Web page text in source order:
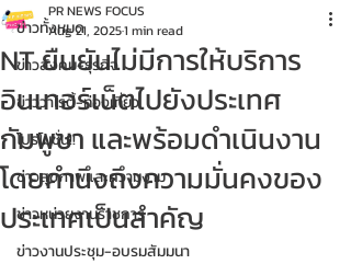
ข่าวทั้งหมด
ข่าวสังคม-ธุรกิจ
ข่าววาไรตี้-ท่องเที่ยว
โปรโมชั่น!!
ข่าวสุขภาพและความงาม
ข่าวหน่วยงานราชการ
ข่าวงานประชุม-อบรมสัมมนา
NT ยืนยันไม่มีการให้บริการ
อินเทอร์เน็ตไปยังประเทศ
กัมพูชา และพร้อมดำเนินงาน
โดยคำนึงถึงความมั่นคงของ
ประเทศเป็นสำคัญ
PR NEWS FOCUS
Aug 21, 20251 min read